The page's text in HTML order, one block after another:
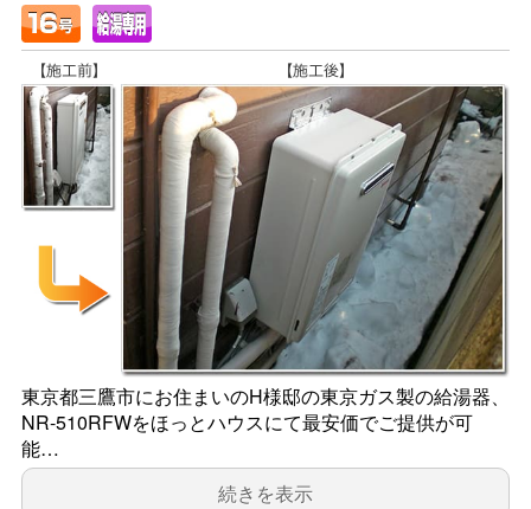
東京都三鷹市にお住まいのH様邸の東京ガス製の給湯器、
NR-510RFWをほっとハウスにて最安価でご提供が可
能…
続きを表示